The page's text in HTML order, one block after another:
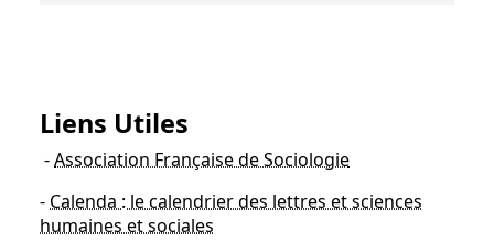
Liens Utiles
-Association Française de Sociologie
- Calenda : le calendrier des lettres et sciences
humaines et sociales